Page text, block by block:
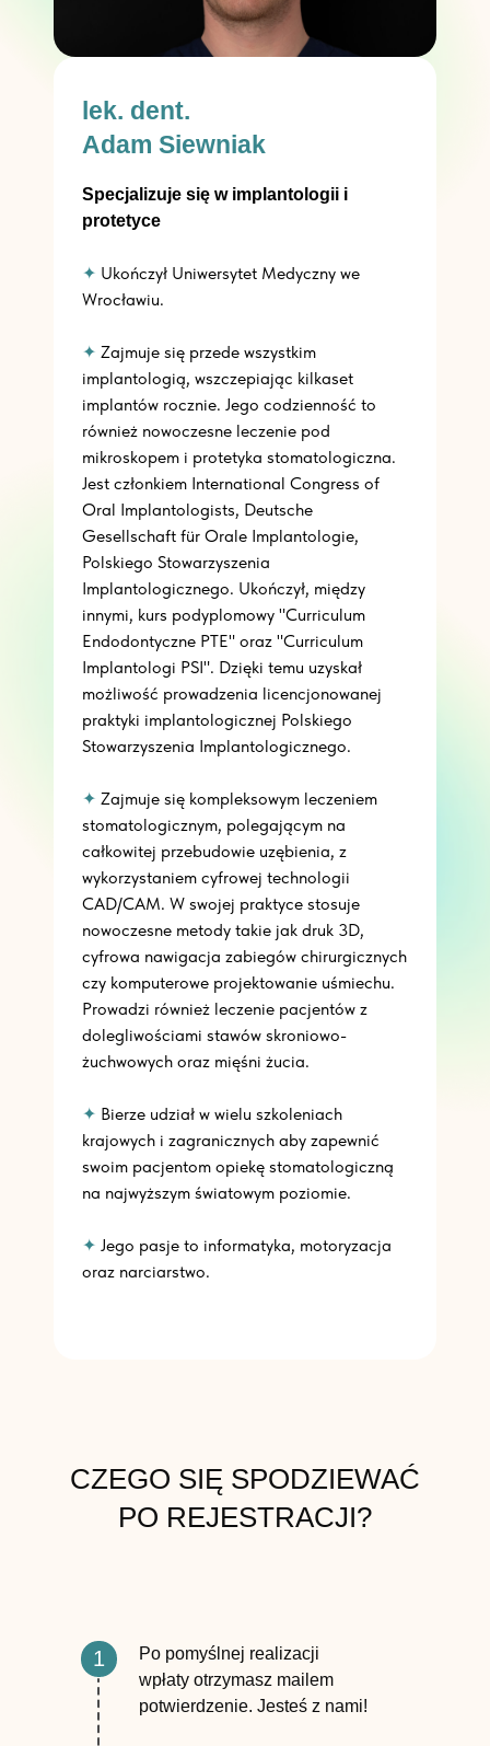
Specjalizuje się w implantologii i
protetyce
✦ Ukończył Uniwersytet Medyczny we
Wrocławiu.
✦ Zajmuje się przede wszystkim
implantologią, wszczepiając kilkaset
implantów rocznie. Jego codzienność to
również nowoczesne leczenie pod
mikroskopem i protetyka stomatologiczna.
Jest członkiem International Congress of
Oral Implantologists, Deutsche
Gesellschaft für Orale Implantologie,
Polskiego Stowarzyszenia
Implantologicznego. Ukończył, między
innymi, kurs podyplomowy "Curriculum
Endodontyczne PTE" oraz "Curriculum
Implantologi PSI". Dzięki temu uzyskał
możliwość prowadzenia licencjonowanej
praktyki implantologicznej Polskiego
Stowarzyszenia Implantologicznego.
✦ Zajmuje się kompleksowym leczeniem
stomatologicznym, polegającym na
całkowitej przebudowie uzębienia, z
wykorzystaniem cyfrowej technologii
CAD/CAM. W swojej praktyce stosuje
nowoczesne metody takie jak druk 3D,
cyfrowa nawigacja zabiegów chirurgicznych
czy komputerowe projektowanie uśmiechu.
Prowadzi również leczenie pacjentów z
dolegliwościami stawów skroniowo-
żuchwowych oraz mięśni żucia.
✦ Bierze udział w wielu szkoleniach
krajowych i zagranicznych aby zapewnić
swoim pacjentom opiekę stomatologiczną
na najwyższym światowym poziomie.
✦ Jego pasje to informatyka, motoryzacja
oraz narciarstwo.
lek. dent.
Adam Siewniak
CZEGO SIĘ SPODZIEWAĆ
PO REJESTRACJI?
Po pomyślnej realizacji
wpłaty otrzymasz mailem
potwierdzenie. Jesteś z nami!
1